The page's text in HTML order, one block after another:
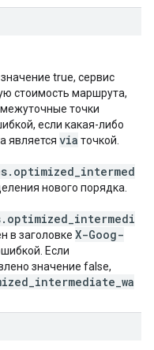
true, сервис
стоимость маршрута,
точки
если какая-либо
является via точкой.
нового порядка.
в заголовке X-Goog-
Если
значение false,